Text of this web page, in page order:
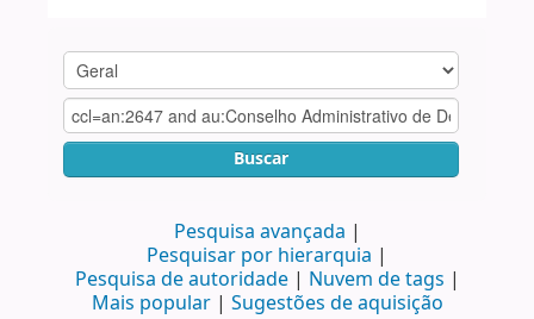
Buscar
Pesquisa avançada
Pesquisar por hierarquia
Pesquisa de autoridade
Nuvem de tags
Mais popular
Sugestões de aquisição